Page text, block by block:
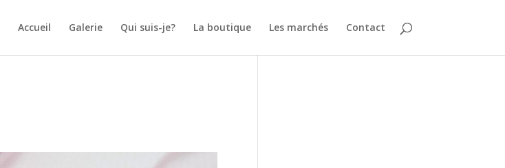
Accueil Galerie Qui suis-je? La boutique Les marchés Contact